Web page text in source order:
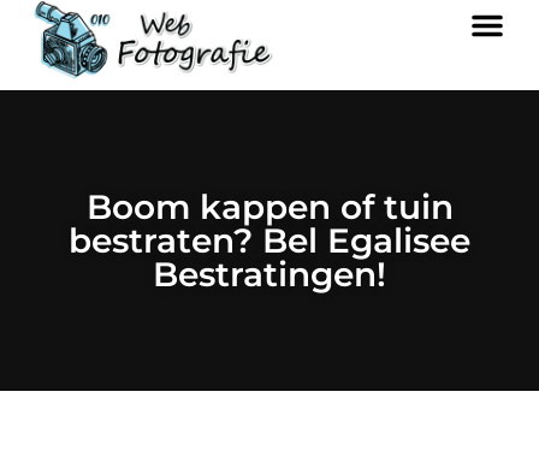
Boom kappen of tuin
bestraten? Bel Egalisee
Bestratingen!